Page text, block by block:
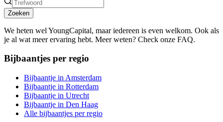
Zoeken
We heten wel YoungCapital, maar iedereen is even welkom. Ook als
je al wat meer ervaring hebt. Meer weten? Check onze FAQ.
Bijbaantjes per regio
Bijbaantje in Amsterdam
Bijbaantje in Rotterdam
Bijbaantje in Utrecht
Bijbaantje in Den Haag
Alle bijbaantjes per regio